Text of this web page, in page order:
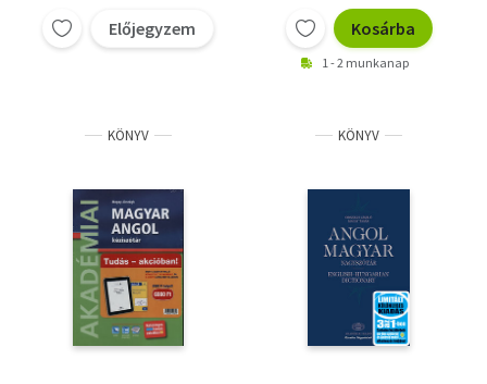
Előjegyzem Kosárba
1 - 2 munkanap
KÖNYV KÖNYV